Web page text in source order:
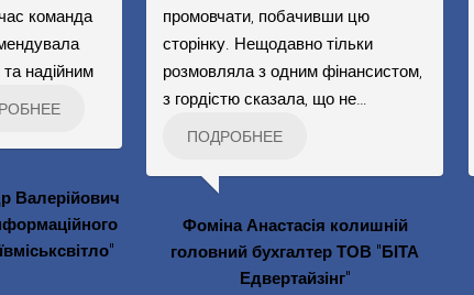
команда
надійним
Валерійович
промовчати, побачивши цю
сторінку. Нещодавно тільки
розмовляла з одним фінансистом,
з гордістю сказала, що не
ПОДРОБНЕЕ
Фоміна Анастасія колишній
головний бухгалтер ТОВ "БІТА
Едвертайзінг"